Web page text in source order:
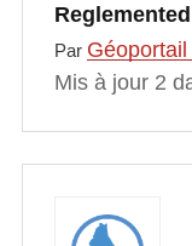
Par Géoportail
Mis à jour 2